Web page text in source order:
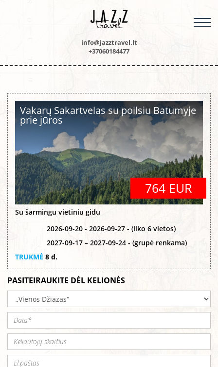
info@jazztravel.lt
+37060184477
Vakarų Sakartvelas su poilsiu Batumyje
prie jūros
764 EUR
Su šarmingu vietiniu gidu
2026-09-20 - 2026-09-27 - (liko 6 vietos)
2027-09-17 – 2027-09-24 - (grupė renkama)
TRUKMĖ 8 d.
PASITEIRAUKITE DĖL KELIONĖS